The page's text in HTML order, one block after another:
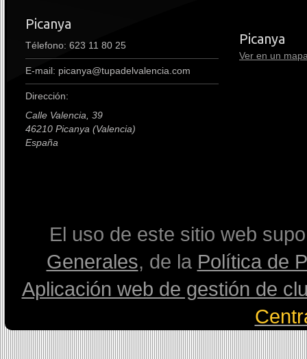
Picanya
Télefono: 623 11 80 25
E-mail: picanya@tupadelvalencia.com
Dirección:
Calle Valencia, 39
46210 Picanya (Valencia)
España
premium
Picanya
Ver en un
El uso de este sitio web
Generales, de la Política de
Aplicación web de gestión de